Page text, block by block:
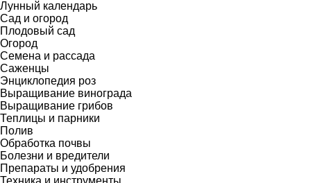
Лунный календарь
Сад и огород
Плодовый сад
Огород
Семена и рассада
Саженцы
Энциклопедия роз
Выращивание винограда
Выращивание грибов
Теплицы и парники
Полив
Обработка почвы
Болезни и вредители
Препараты и удобрения
Техника и инструменты